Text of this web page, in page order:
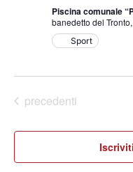
Piscina comunale
banedetto del
Sport
Eventi
precedenti